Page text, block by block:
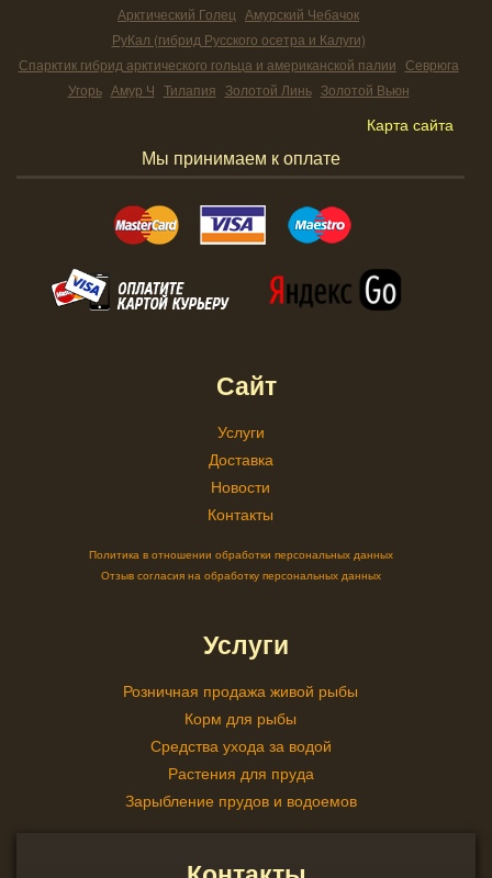
Арктический Голец Амурский Чебачок
РуКал (гибрид Русского осетра и Калуги)
Спарктик гибрид арктического гольца и американской палии Севрюга
Угорь Амур Ч Тилапия Золотой Линь Золотой Вьюн
Карта сайта
Мы принимаем к оплате
Сайт
Услуги
Доставка
Новости
Контакты
Политика в отношении обработки персональных данных
Отзыв согласия на обработку персональных данных
Услуги
Розничная продажа живой рыбы
Корм для рыбы
Средства ухода за водой
Растения для пруда
Зарыбление прудов и водоемов